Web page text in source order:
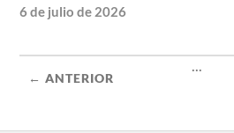
6 de julio de 2026
← ANTERIOR
...